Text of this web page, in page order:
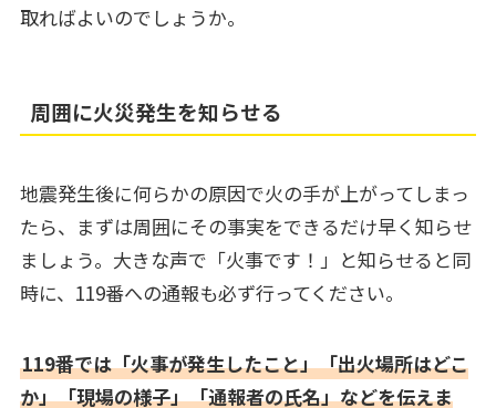
取ればよいのでしょうか。
周囲に火災発生を知らせる
地震発生後に何らかの原因で火の手が上がってしまっ
たら、まずは周囲にその事実をできるだけ早く知らせ
ましょう。大きな声で「火事です！」と知らせると同
時に、119番への通報も必ず行ってください。
119番では「火事が発生したこと」「出火場所はどこ
か」「現場の様子」「通報者の氏名」などを伝えま